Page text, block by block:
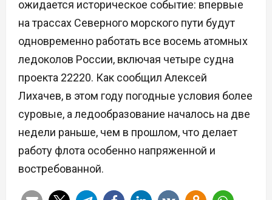
ожидается историческое событие: впервые
на трассах Северного морского пути будут
одновременно работать все восемь атомных
ледоколов России, включая четыре судна
проекта 22220. Как сообщил Алексей
Лихачев, в этом году погодные условия более
суровые, а ледообразование началось на две
недели раньше, чем в прошлом, что делает
работу флота особенно напряженной и
востребованной.